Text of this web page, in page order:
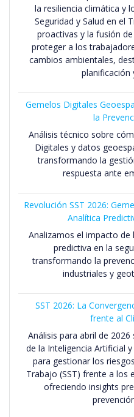
la resiliencia climática y
Seguridad y Salud en el
proactivas y la fusión
proteger a los
cambios ambientales,
planificación
Gemelos Digitales
la
Análisis técnico sobre
Digitales y datos
transformando la
respuesta ante
Revolución SST 2026:
Analítica
Analizamos el impacto de
predictiva en la
transformando la
industriales y
SST 2026: La
frente al
Análisis para abril de
de la Inteligencia Artificial
para gestionar los
Trabajo (SST) frente a los
ofreciendo insights